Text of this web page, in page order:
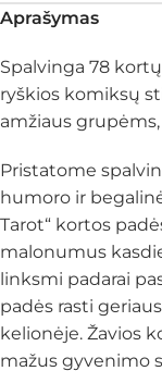
Aprašymas
Spalvinga 78
ryškios komiksų
amžiaus
Pristatome
humoro ir
Tarot“ kortos
malonumus
linksmi padarai
padės rasti
kelionėje. Žavios
mažus gyvenimo